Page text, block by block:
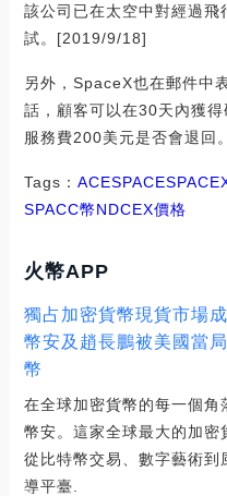
該公司已在太空中對經過飛
試。[2019/9/18]
另外，SpaceX也在郵件中
話，顧客可以在30天內獲
服務費200美元是否會退回。
Tags： ACESPACESPA
SPACC幣NDCEX價格
火幣APP
獨占加密貨幣現貨市場
幣安及趙長鵬被美國當
幣
在全球加密貨幣的每一個角
幣安。這家全球最大的加密
從比特幣交易、數字藝術
導平臺.